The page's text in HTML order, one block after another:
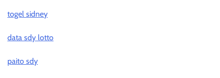
togel sidney
data sdy lotto
paito sdy